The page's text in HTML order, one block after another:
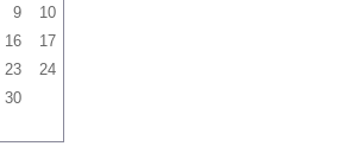
9
10
16
17
23
24
30